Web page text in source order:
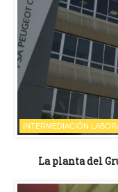
INTERMEDIACIÓN
La planta del